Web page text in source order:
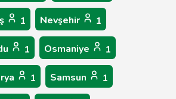
1 Nevşehir 1
1 Osmaniye 1
1 Samsun 1